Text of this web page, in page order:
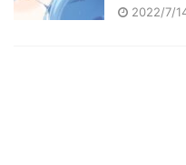
2022/7/